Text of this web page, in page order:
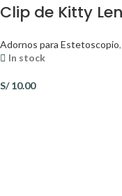
Clip de Kitty
Adornos para Estetoscopio,
In stock
S/10.00